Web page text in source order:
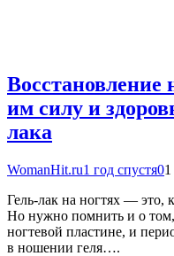
Восстановление
им силу и
лака
WomanHit.ru1 год спустя0
Гель-лак на ногтях — это,
Но нужно помнить и о том,
ногтевой пластине, и
в ношении геля….